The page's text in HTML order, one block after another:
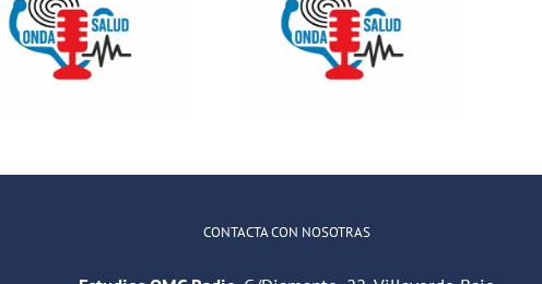
ONDA SALUD-
Mitos sobre el
No es difícil
comunicarse
con un
CONTACTA CON NOSOTRAS